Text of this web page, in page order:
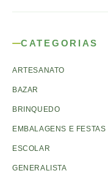
CATEGORIAS
ARTESANATO
BAZAR
BRINQUEDO
EMBALAGENS E FESTAS
ESCOLAR
GENERALISTA